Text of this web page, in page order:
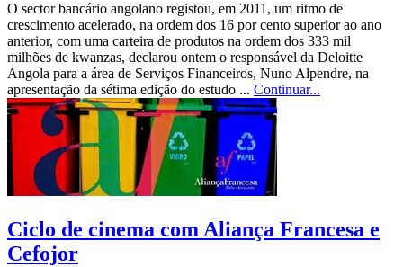
O sector bancário angolano registou, em 2011, um ritmo de
crescimento acelerado, na ordem dos 16 por cento superior ao ano
anterior, com uma carteira de produtos na ordem dos 333 mil
milhões de kwanzas, declarou ontem o responsável da Deloitte
Angola para a área de Serviços Financeiros, Nuno Alpendre, na
apresentação da sétima edição do estudo ... Continuar...
Ciclo de cinema com Aliança Francesa e
Cefojor